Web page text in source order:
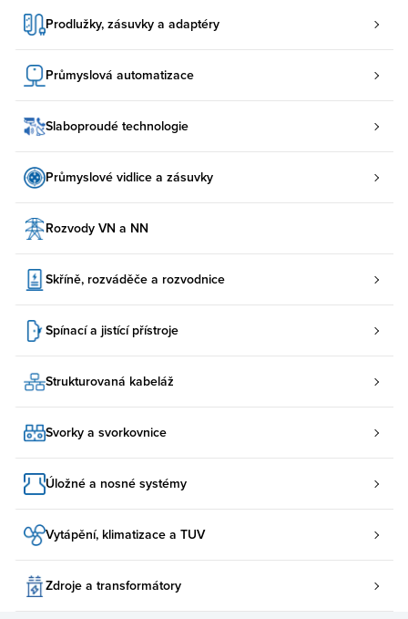
Prodlužky, zásuvky a adaptéry
Průmyslová automatizace
Slaboproudé technologie
Průmyslové vidlice a zásuvky
Rozvody VN a NN
Skříně, rozváděče a rozvodnice
Spínací a jistící přístroje
Strukturovaná kabeláž
Svorky a svorkovnice
Úložné a nosné systémy
Vytápění, klimatizace a TUV
Zdroje a transformátory